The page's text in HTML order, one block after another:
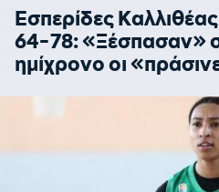
Εσπερίδες
64-78: «Ξέσπασαν»
ημίχρονο οι